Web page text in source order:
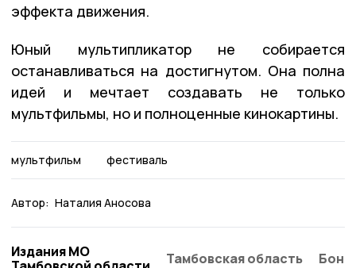
эффекта движения.
Юный мультипликатор не собирается
останавливаться на достигнутом. Она полна
идей и мечтает создавать не только
мультфильмы, но и полноценные кинокартины.
мультфильм фестиваль
Автор: Наталия Аносова
Издания МО
Тамбовская область